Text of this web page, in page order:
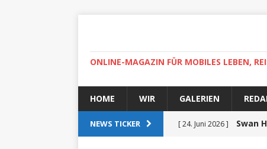
ONLINE-MAGAZIN FÜR MOBILES LEBEN,
HOME WIR GALERIEN
NEWS TICKER [ 24. Juni 2026 ] Swan